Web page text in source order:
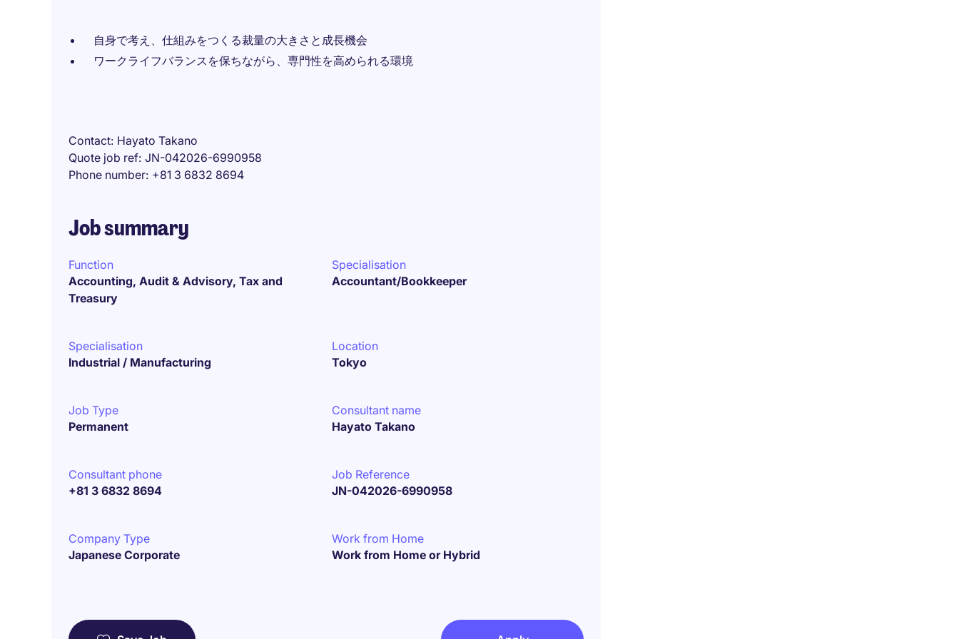
自身で考え、仕組みをつくる裁量の大きさと成長機会
ワークライフバランスを保ちながら、専門性を高められる環境
Contact Hayato Takano
Quote job ref JN-042026-6990958
Phone number +81 3 6832 8694
Job summary
Function
Accounting, Audit & Advisory, Tax and
Treasury
Specialisation
Accountant/Bookkeeper
Specialisation
Industrial / Manufacturing
Location
Tokyo
Job Type
Permanent
Consultant name
Hayato Takano
Consultant phone
+81 3 6832 8694
Job Reference
JN-042026-6990958
Company Type
Japanese Corporate
Work from Home
Work from Home or Hybrid